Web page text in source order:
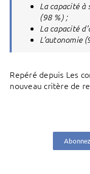
La capacité à
(98 %) ;
La capacité
L’autonomie
Repéré depuis Les
nouveau critère de